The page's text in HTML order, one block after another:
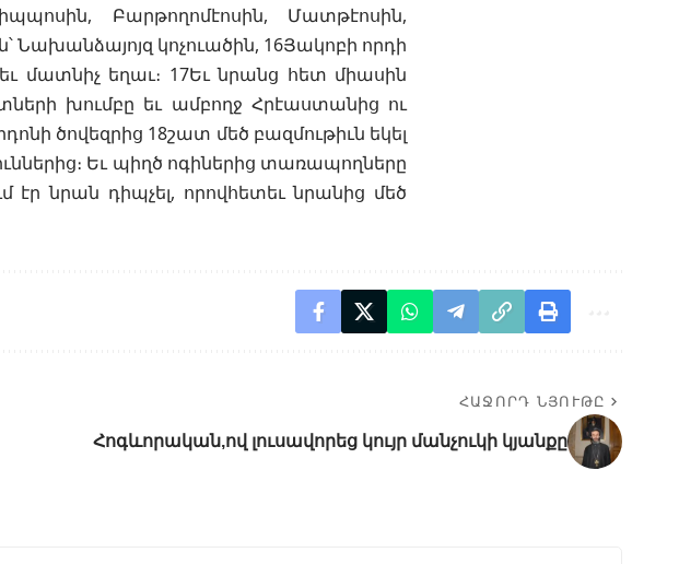
Բարթողոմէոսին, Մատթէոսին,
Նախանձայոյզ կոչուածին, 16Յակոբի որդի
մատնիչ եղաւ։ 17Եւ նրանց հետ միասին
խումբը եւ ամբողջ Հրէաստանից ու
ծովեզրից 18շատ մեծ բազմութիւն եկել
Եւ պիղծ ոգիներից տառապողները
էր նրան դիպչել, որովհետեւ նրանից մեծ
ՀԱՋՈՐԴ ՆՅՈՒԹԸ
Հոգևորական,ով լուսավորեց կույր մանչուկի կյանքը